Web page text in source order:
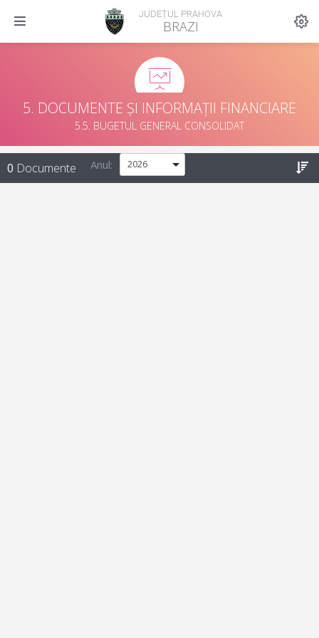
JUDEȚUL PRAHOVA
BRAZI
5. DOCUMENTE ȘI INFORMAȚII FINANCIARE
5.5. BUGETUL GENERAL CONSOLIDAT
0 Documente Anul: